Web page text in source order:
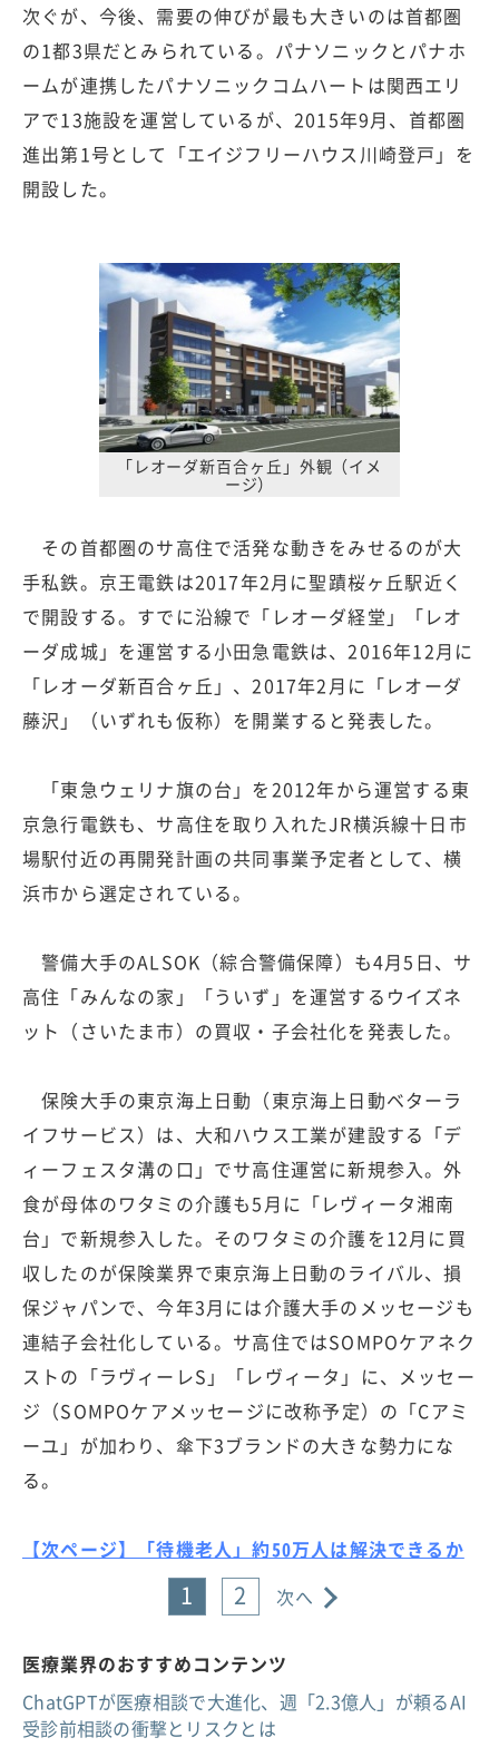
次ぐが、今後、需要の伸びが最も大きいのは首都圏
の1都3県だとみられている。パナソニックとパナホ
ームが連携したパナソニックコムハートは関西エリ
アで13施設を運営しているが、2015年9月、首都圏
進出第1号として「エイジフリーハウス川崎登戸」を
開設した。
「レオーダ新百合ヶ丘」外観（イメ
ージ）
その首都圏のサ高住で活発な動きをみせるのが大
手私鉄。京王電鉄は2017年2月に聖蹟桜ヶ丘駅近く
で開設する。すでに沿線で「レオーダ経堂」「レオ
ーダ成城」を運営する小田急電鉄は、2016年12月に
「レオーダ新百合ヶ丘」、2017年2月に「レオーダ
藤沢」（いずれも仮称）を開業すると発表した。
「東急ウェリナ旗の台」を2012年から運営する東
京急行電鉄も、サ高住を取り入れたJR横浜線十日市
場駅付近の再開発計画の共同事業予定者として、横
浜市から選定されている。
警備大手のALSOK（綜合警備保障）も4月5日、サ
高住「みんなの家」「ういず」を運営するウイズネ
ット（さいたま市）の買収・子会社化を発表した。
保険大手の東京海上日動（東京海上日動ベターラ
イフサービス）は、大和ハウス工業が建設する「デ
ィーフェスタ溝の口」でサ高住運営に新規参入。外
食が母体のワタミの介護も5月に「レヴィータ湘南
台」で新規参入した。そのワタミの介護を12月に買
収したのが保険業界で東京海上日動のライバル、損
保ジャパンで、今年3月には介護大手のメッセージも
連結子会社化している。サ高住ではSOMPOケアネク
ストの「ラヴィーレS」「レヴィータ」に、メッセー
ジ（SOMPOケアメッセージに改称予定）の「Cアミ
ーユ」が加わり、傘下3ブランドの大きな勢力にな
る。
【次ページ】「待機老人」約50万人は解決できるか
1 2 次へ
医療業界のおすすめコンテンツ
ChatGPTが医療相談で大進化、週「2.3億人」が頼るAI
受診前相談の衝撃とリスクとは